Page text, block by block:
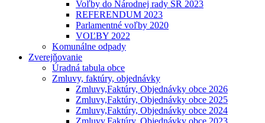
Voľby do Národnej rady SR 2023
REFERENDUM 2023
Parlamentné voľby 2020
VOĽBY 2022
Komunálne odpady
Zverejňovanie
Úradná tabula obce
Zmluvy, faktúry, objednávky
Zmluvy,Faktúry, Objednávky obce 2026
Zmluvy,Faktúry, Objednávky obce 2025
Zmluvy,Faktúry, Objednávky obce 2024
Zmluvy,Faktúry, Objednávky obce 2023